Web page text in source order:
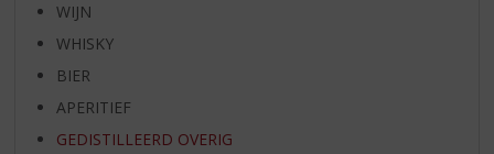
WIJN
WHISKY
BIER
APERITIEF
GEDISTILLEERD OVERIG